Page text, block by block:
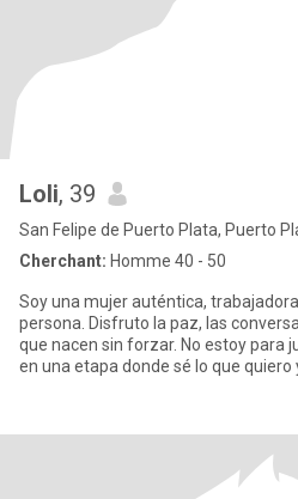
Loli, 39
San Felipe de Puerto Plata, Puerto
Cherchant: Homme 40 - 50
Soy una mujer auténtica,
persona. Disfruto la paz, las
que nacen sin forzar. No estoy para
en una etapa donde sé lo que quiero